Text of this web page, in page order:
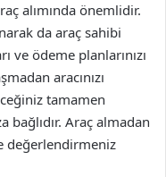
alımında önemlidir.
da araç sahibi
ve ödeme planlarınızı
aracınızı
tamamen
bağlıdır. Araç almadan
değerlendirmeniz